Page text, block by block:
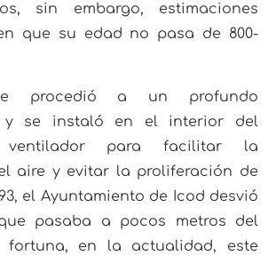
sin embargo, estimaciones
que su edad no pasa de 800-
procedió a un profundo
y se instaló en el interior del
para facilitar la
aire y evitar la proliferación de
el Ayuntamiento de Icod desvió
pasaba a pocos metros del
fortuna, en la actualidad, este